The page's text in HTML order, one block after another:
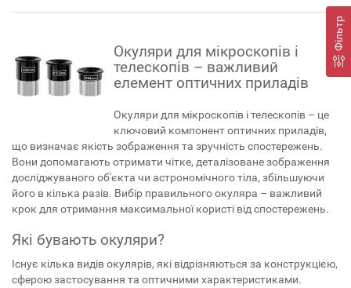
Фільтр
Окуляри для мікроскопів і
телескопів – важливий
елемент оптичних приладів
Окуляри для мікроскопів і телескопів – це
ключовий компонент оптичних приладів,
що визначає якість зображення та зручність спостережень.
Вони допомагають отримати чітке, деталізоване зображення
досліджуваного об'єкта чи астрономічного тіла, збільшуючи
його в кілька разів. Вибір правильного окуляра – важливий
крок для отримання максимальної користі від спостережень.
Які бувають окуляри?
Існує кілька видів окулярів, які відрізняються за конструкцією,
сферою застосування та оптичними характеристиками.